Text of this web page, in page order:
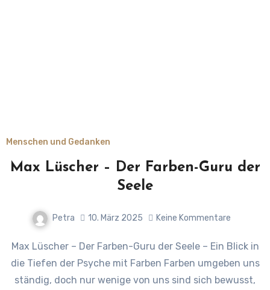
Menschen und Gedanken
Max Lüscher – Der Farben-Guru der
Seele
Petra 10. März 2025 Keine Kommentare
Max Lüscher – Der Farben-Guru der Seele – Ein Blick in
die Tiefen der Psyche mit Farben Farben umgeben uns
ständig, doch nur wenige von uns sind sich bewusst,